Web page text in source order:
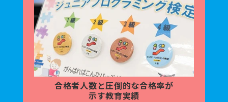
合格者人数と圧倒的な合格率が
示す教育実績